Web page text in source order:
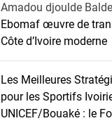
Amadou djoulde Balde
Ebomaf œuvre de
Côte d’Ivoire moderne
Les Meilleures
pour les Sportifs
UNICEF/Bouaké : le